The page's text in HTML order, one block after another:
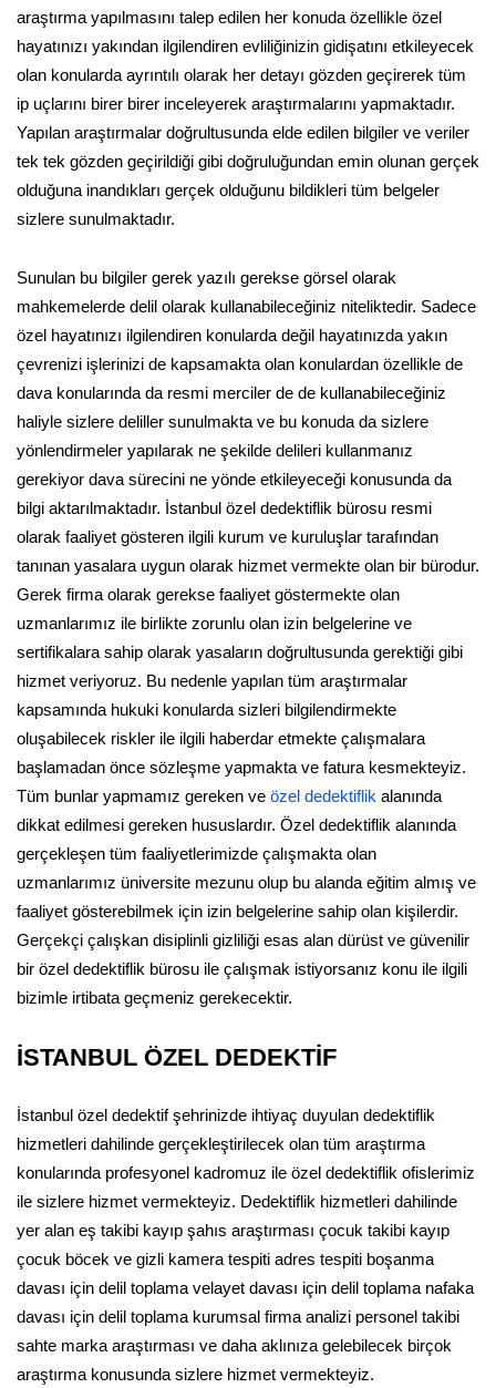
araştırma yapılmasını talep edilen her konuda özellikle özel
hayatınızı yakından ilgilendiren evliliğinizin gidişatını etkileyecek
olan konularda ayrıntılı olarak her detayı gözden geçirerek tüm
ip uçlarını birer birer inceleyerek araştırmalarını yapmaktadır.
Yapılan araştırmalar doğrultusunda elde edilen bilgiler ve veriler
tek tek gözden geçirildiği gibi doğruluğundan emin olunan gerçek
olduğuna inandıkları gerçek olduğunu bildikleri tüm belgeler
sizlere sunulmaktadır.
Sunulan bu bilgiler gerek yazılı gerekse görsel olarak
mahkemelerde delil olarak kullanabileceğiniz niteliktedir. Sadece
özel hayatınızı ilgilendiren konularda değil hayatınızda yakın
çevrenizi işlerinizi de kapsamakta olan konulardan özellikle de
dava konularında da resmi merciler de de kullanabileceğiniz
haliyle sizlere deliller sunulmakta ve bu konuda da sizlere
yönlendirmeler yapılarak ne şekilde delileri kullanmanız
gerekiyor dava sürecini ne yönde etkileyeceği konusunda da
bilgi aktarılmaktadır. İstanbul özel dedektiflik bürosu resmi
olarak faaliyet gösteren ilgili kurum ve kuruluşlar tarafından
tanınan yasalara uygun olarak hizmet vermekte olan bir bürodur.
Gerek firma olarak gerekse faaliyet göstermekte olan
uzmanlarımız ile birlikte zorunlu olan izin belgelerine ve
sertifikalara sahip olarak yasaların doğrultusunda gerektiği gibi
hizmet veriyoruz. Bu nedenle yapılan tüm araştırmalar
kapsamında hukuki konularda sizleri bilgilendirmekte
oluşabilecek riskler ile ilgili haberdar etmekte çalışmalara
başlamadan önce sözleşme yapmakta ve fatura kesmekteyiz.
Tüm bunlar yapmamız gereken ve özel dedektiflik alanında
dikkat edilmesi gereken hususlardır. Özel dedektiflik alanında
gerçekleşen tüm faaliyetlerimizde çalışmakta olan
uzmanlarımız üniversite mezunu olup bu alanda eğitim almış ve
faaliyet gösterebilmek için izin belgelerine sahip olan kişilerdir.
Gerçekçi çalışkan disiplinli gizliliği esas alan dürüst ve güvenilir
bir özel dedektiflik bürosu ile çalışmak istiyorsanız konu ile ilgili
bizimle irtibata geçmeniz gerekecektir.
İSTANBUL ÖZEL DEDEKTİF
İstanbul özel dedektif şehrinizde ihtiyaç duyulan dedektiflik
hizmetleri dahilinde gerçekleştirilecek olan tüm araştırma
konularında profesyonel kadromuz ile özel dedektiflik ofislerimiz
ile sizlere hizmet vermekteyiz. Dedektiflik hizmetleri dahilinde
yer alan eş takibi kayıp şahıs araştırması çocuk takibi kayıp
çocuk böcek ve gizli kamera tespiti adres tespiti boşanma
davası için delil toplama velayet davası için delil toplama nafaka
davası için delil toplama kurumsal firma analizi personel takibi
sahte marka araştırması ve daha aklınıza gelebilecek birçok
araştırma konusunda sizlere hizmet vermekteyiz.